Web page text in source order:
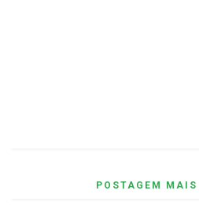
POSTAGEM MAIS